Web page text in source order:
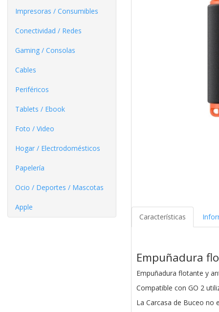
Impresoras / Consumibles
Conectividad / Redes
Gaming / Consolas
Cables
Periféricos
Tablets / Ebook
Foto / Video
Hogar / Electrodomésticos
Papelería
Ocio / Deportes / Mascotas
Apple
Características
Empuñadura
Empuñadura flotante y
Compatible con GO 2
La Carcasa de Buceo no